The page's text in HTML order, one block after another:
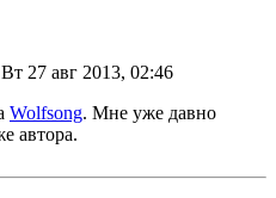
Вт 27 авг 2013, 02:46
Wolfsong. Мне уже давно
автора.